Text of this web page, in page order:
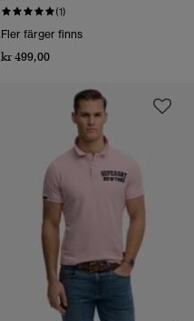
(1)
Fler färger finns
kr 499,00